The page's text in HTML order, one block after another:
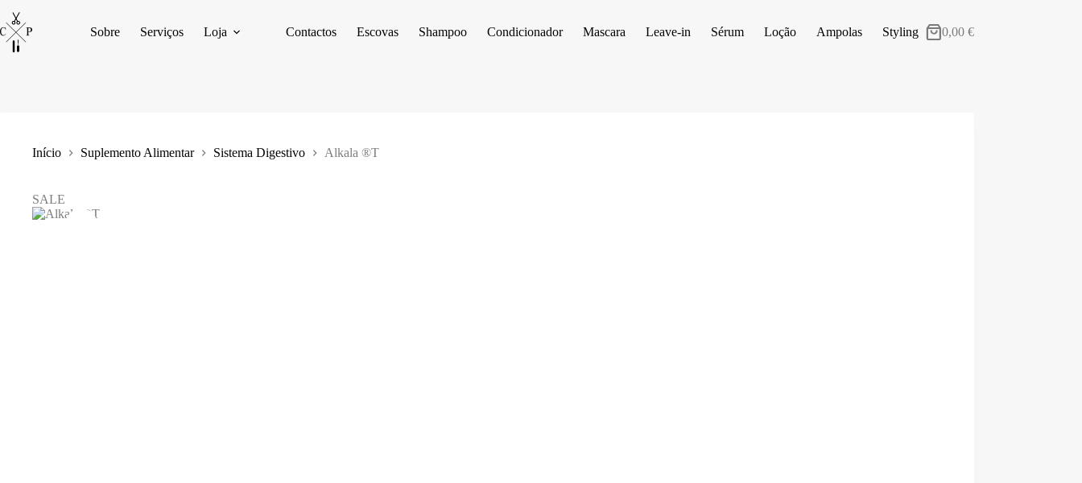
para
o
conteúdo
Sobre Serviços Loja Contactos Escovas Shampoo Condicionador Mascara Leave-in Sérum Loção Ampolas Styling Carrinho
0,00 €
Início Suplemento Alimentar Sistema Digestivo Alkala ®️T
SALE